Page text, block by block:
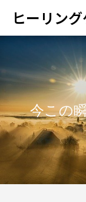
ヒーリン
今この